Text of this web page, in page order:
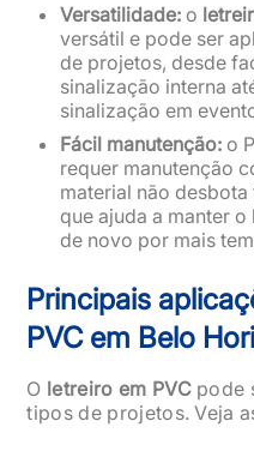
Versatilidade: o
versátil e pode ser
de projetos, desde
sinalização interna
sinalização em
Fácil manutenção: o
requer manutenção
material não
que ajuda a manter
de novo por mais
Principais
PVC em Belo
O letreiro em PVCpode
tipos de projetos. Veja